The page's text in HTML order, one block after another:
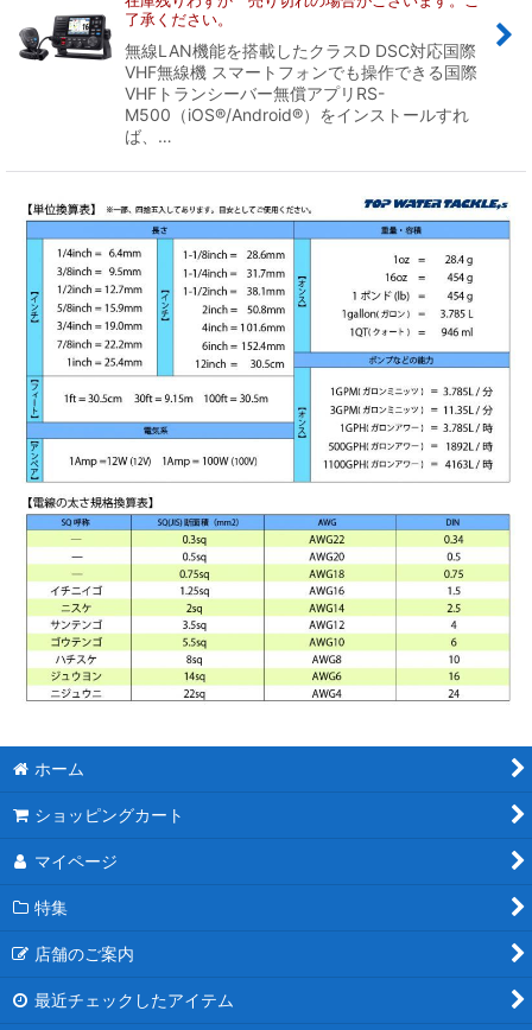
了承ください。
無線LAN機能を搭載したクラスD DSC対応国際
VHF無線機 スマートフォンでも操作できる国際
VHFトランシーバー無償アプリRS-
M500（iOS®/Android®）をインストールすれ
ば、…
ホーム
ショッピングカート
マイページ
特集
店舗のご案内
最近チェックしたアイテム